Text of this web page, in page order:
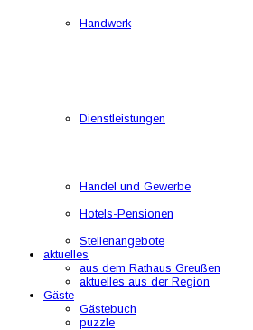
Handwerk
Dienstleistungen
Handel und Gewerbe
Hotels-Pensionen
Stellenangebote
aktuelles
aus dem Rathaus Greußen
aktuelles aus der Region
Gäste
Gästebuch
puzzle